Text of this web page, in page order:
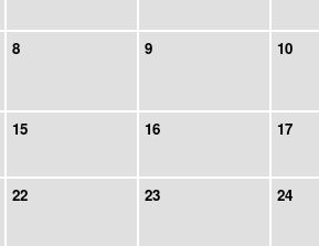
8 9 10
15 16 17
22 23 24